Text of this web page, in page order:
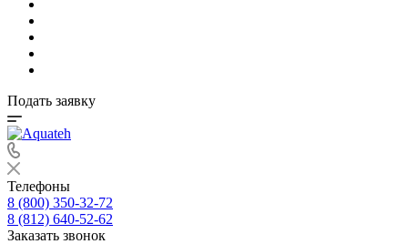
Подать заявку
Телефоны
8 (800) 350-32-72
8 (812) 640-52-62
Заказать звонок